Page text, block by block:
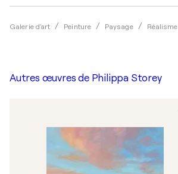
Galerie d'art Peinture Paysage Réalisme
Autres œuvres de Philippa Storey